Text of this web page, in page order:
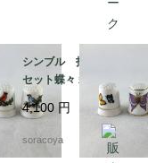
シンブル 指ぬき 3個
セット蝶々 裁縫道具 1
2otef2-9
4,100 円
soracoya